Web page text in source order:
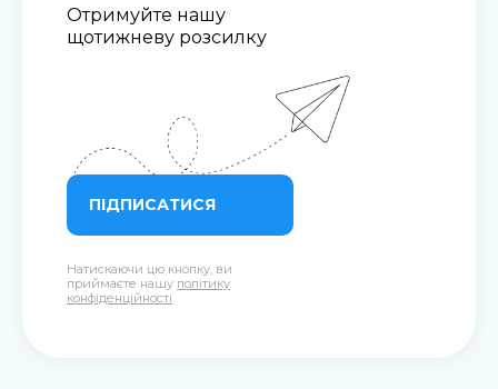
Отримуйте нашу
щотижневу розсилку
ПІДПИСАТИСЯ
Натискаючи цю кнопку, ви
приймаєте нашу політику
конфіденційності